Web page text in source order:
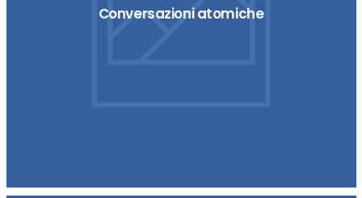
Conversazioni atomiche